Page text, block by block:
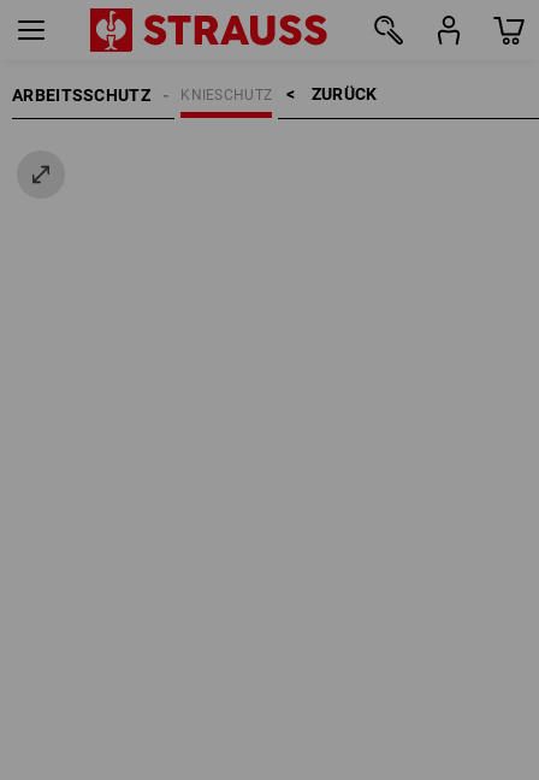
ARBEITSSCHUTZ ZURÜCK    >
KNIESCHUTZ